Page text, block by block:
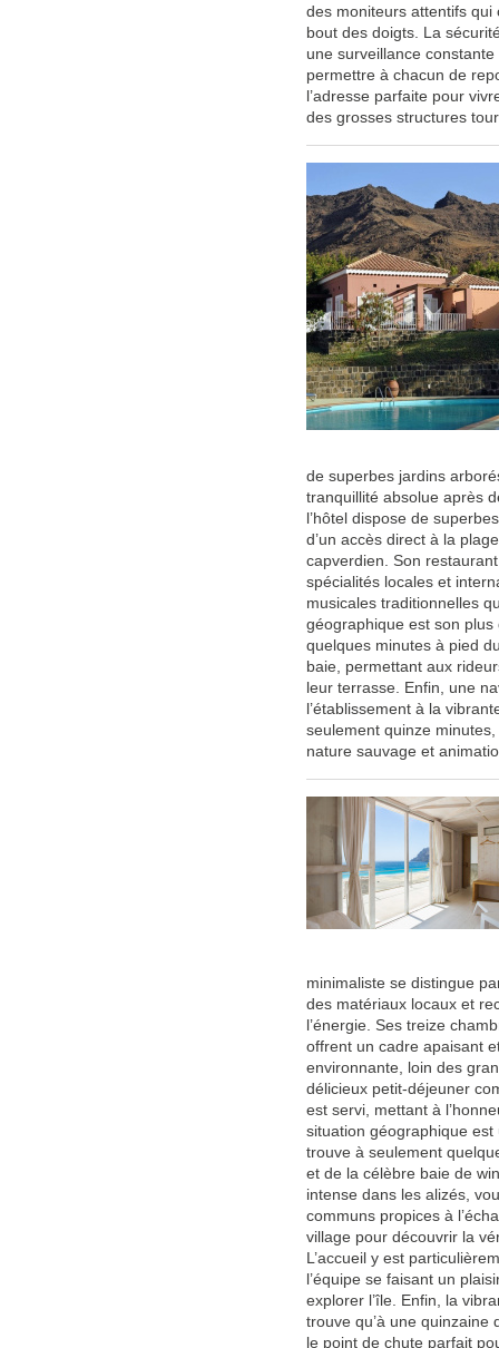
des moniteurs attentifs qui
bout des doigts. La
une surveillance
permettre à chacun de
l’adresse parfaite pour
des grosses structures
de superbes jardins
tranquillité absolue après
l’hôtel dispose de
d’un accès direct à la
capverdien. Son
spécialités locales et
musicales traditionnelles
géographique est son
quelques minutes à pied
baie, permettant aux
leur terrasse. Enfin, une
l’établissement à la
seulement quinze
nature sauvage et
minimaliste se distingue
des matériaux locaux et
l’énergie. Ses treize
offrent un cadre apaisant
environnante, loin des
délicieux petit-déjeuner
est servi, mettant à
situation géographique est
trouve à seulement
et de la célèbre baie de
intense dans les alizés,
communs propices à
village pour découvrir la
L’accueil y est
l’équipe se faisant un
explorer l’île. Enfin, la
trouve qu’à une
le point de chute parfait